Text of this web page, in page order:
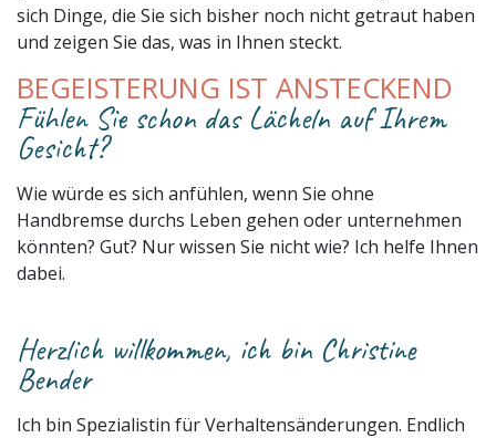
sich Dinge, die Sie sich bisher noch nicht getraut haben
und zeigen Sie das, was in Ihnen steckt.
BEGEISTERUNG IST ANSTECKEND
Fühlen Sie schon das Lächeln auf Ihrem
Gesicht?
Wie würde es sich anfühlen, wenn Sie ohne
Handbremse durchs Leben gehen oder unternehmen
könnten? Gut? Nur wissen Sie nicht wie? Ich helfe Ihnen
dabei.
Herzlich willkommen, ich bin Christine
Bender
Ich bin Spezialistin für Verhaltensänderungen. Endlich